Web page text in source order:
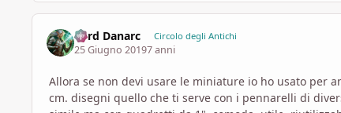
Lord Danarc Circolo degli Antichi
25 Giugno 20197 anni
Allora se non devi usare le miniature io ho usato per
cm. disegni quello che ti serve con i pennarelli di